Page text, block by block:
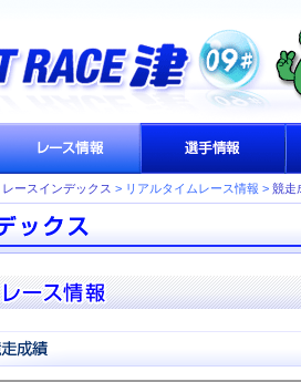
レースインデックス > リアルタイムレース情報 > 競走